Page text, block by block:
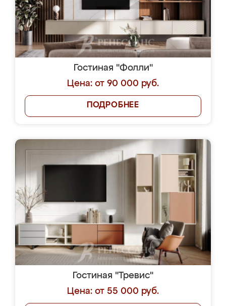
Гостиная "Фолли"
Цена: от 90 000 руб.
ПОДРОБНЕЕ
Гостиная "Тревис"
Цена: от 55 000 руб.